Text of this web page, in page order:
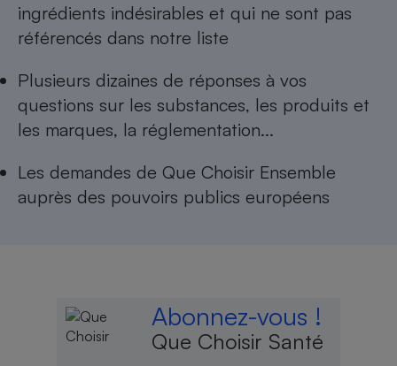
ingrédients indésirables et qui ne sont pas
référencés dans notre liste
Plusieurs dizaines de réponses à vos
questions sur les substances, les produits et
les marques, la réglementation...
Les demandes de Que Choisir Ensemble
auprès des pouvoirs publics européens
Abonnez-vous !
Que Choisir Santé